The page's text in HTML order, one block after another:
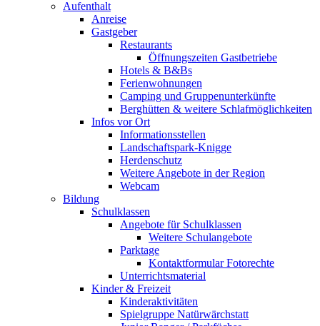
Aufenthalt
Anreise
Gastgeber
Restaurants
Öffnungszeiten Gastbetriebe
Hotels & B&Bs
Ferienwohnungen
Camping und Gruppenunterkünfte
Berghütten & weitere Schlafmöglichkeiten
Infos vor Ort
Informationsstellen
Landschaftspark-Knigge
Herdenschutz
Weitere Angebote in der Region
Webcam
Bildung
Schulklassen
Angebote für Schulklassen
Weitere Schulangebote
Parktage
Kontaktformular Fotorechte
Unterrichtsmaterial
Kinder & Freizeit
Kinderaktivitäten
Spielgruppe Natürwärchstatt